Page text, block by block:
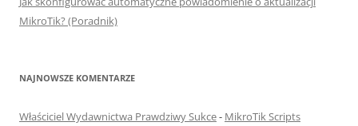
MikroTik? (Poradnik)
NAJNOWSZE KOMENTARZE
Właściciel Wydawnictwa Prawdziwy Sukce- MikroTik Scripts